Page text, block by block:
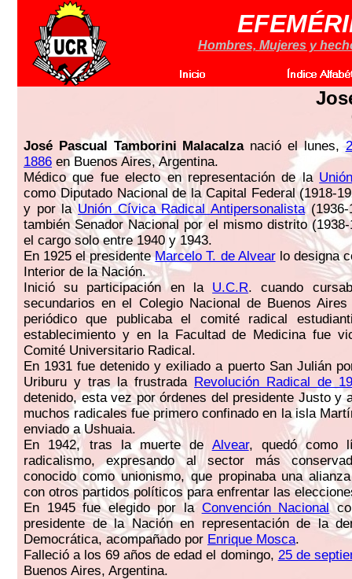
Hombres, Mujeres y
José Pascual Tamborini Malacalzanació el lunes,
1886 en Buenos Aires, Argentina.
Médico que fue electo en representación de la
como Diputado Nacional de la Capital Federal (1918-
y por laUnión Cívica Radical Antipersonalista(1936-
también Senador Nacional por el mismo distrito
el cargo solo entre 1940 y 1943.
En 1925 el presidenteMarcelo T. de Alvearlo designa
Interior de la Nación.
Inició su participación en la U.C.R. cuando
secundarios en el Colegio Nacional de Buenos
periódico que publicaba el comité radical
establecimiento y en la Facultad de Medicina fue
Comité Universitario Radical.
En 1931 fue detenido y exiliado a puerto San Julián
Uriburu y tras la frustrada Revolución Radical de
detenido, esta vez por órdenes del presidente Justo y
muchos radicales fue primero confinado en la isla
enviado a Ushuaia.
En 1942, tras la muerte de Alvear, quedó como
radicalismo, expresando al sector más
conocido como unionismo, que propinaba una
con otros partidos políticos para enfrentar las
En 1945 fue elegido por la Convención Nacional
presidente de la Nación en representación de la
Democrática, acompañado por Enrique Mosca.
Falleció a los 69 años de edad el domingo, 25 de
Buenos Aires, Argentina.